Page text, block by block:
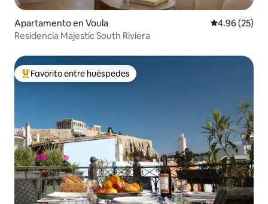
Apartamento en Voula Calificación
4.96 (25)
Residencia Majestic South Riviera
Favorito entre huéspedes preferido
Favorito entre huéspedes